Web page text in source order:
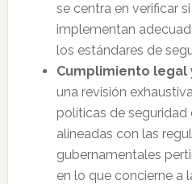
se centra en verificar
implementan
los estándares de
Cumplimiento legal
una revisión
políticas de seguridad
alineadas con las
gubernamentales
en lo que concierne a